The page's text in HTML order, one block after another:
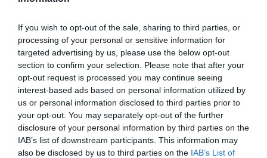
If you wish to opt-out of the sale, sharing to third parties, or
processing of your personal or sensitive information for
targeted advertising by us, please use the below opt-out
section to confirm your selection. Please note that after your
opt-out request is processed you may continue seeing
interest-based ads based on personal information utilized by
us or personal information disclosed to third parties prior to
your opt-out. You may separately opt-out of the further
disclosure of your personal information by third parties on the
IAB’s list of downstream participants. This information may
also be disclosed by us to third parties on the IAB’s List of
09.08.2026 | 12:02
Οι Χούθι δοκιμάζουν της αμυντική συμμαχία
Τουρκίας-Σ.Αραβίας – Το παράδοξο των
ελληνικών Patriot στην περιοχή